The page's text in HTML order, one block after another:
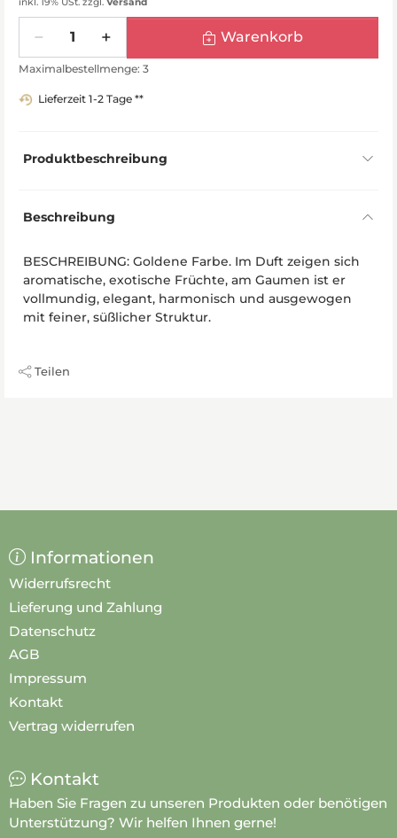
Warenkorb
Maximalbestellmenge: 3
Lieferzeit 1-2 Tage **
Produktbeschreibung
Beschreibung
BESCHREIBUNG: Goldene Farbe. Im Duft zeigen sich
aromatische, exotische Früchte, am Gaumen ist er
vollmundig, elegant, harmonisch und ausgewogen
mit feiner, süßlicher Struktur.
Teilen
Informationen
Widerrufsrecht
Lieferung und Zahlung
Datenschutz
AGB
Impressum
Kontakt
Vertrag widerrufen
Kontakt
Haben Sie Fragen zu unseren Produkten oder benötigen
Unterstützung? Wir helfen Ihnen gerne!